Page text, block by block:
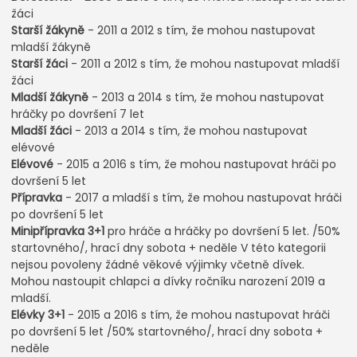
žáci
Starší žákyně - 2011 a 2012 s tím, že mohou nastupovat
mladší žákyně
Starší žáci - 2011 a 2012 s tím, že mohou nastupovat mladší
žáci
Mladší žákyně - 2013 a 2014 s tím, že mohou nastupovat
hráčky po dovršení 7 let
Mladší žáci - 2013 a 2014 s tím, že mohou nastupovat
elévové
Elévové - 2015 a 2016 s tím, že mohou nastupovat hráči po
dovršení 5 let
Přípravka - 2017 a mladší s tím, že mohou nastupovat hráči
po dovršení 5 let
Minipřípravka 3+1 pro hráče a hráčky po dovršení 5 let. /50%
startovného/, hrací dny sobota + neděle V této kategorii
nejsou povoleny žádné věkové výjimky včetně dívek.
Mohou nastoupit chlapci a dívky ročníku narození 2019 a
mladší.
Elévky 3+1 - 2015 a 2016 s tím, že mohou nastupovat hráči
po dovršení 5 let /50% startovného/, hrací dny sobota +
neděle